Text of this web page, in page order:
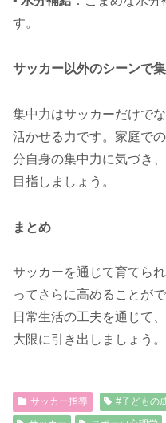
す。
サッカー以外のシーンで
集中力はサッカーだけで
活かせる力です。家庭で
分自身の集中力に気づき
目指しましょう。
まとめ
サッカーを通じて育てら
ってさらに高めることが
日常生活の工夫を通じて
大限に引き出しましょう。
サッカー指導 #子どもの